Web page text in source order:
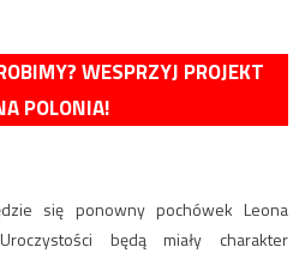
WESPRZYJ PROJEKT
POLONIA!
się ponowny pochówek Leona
Uroczystości będą miały charakter